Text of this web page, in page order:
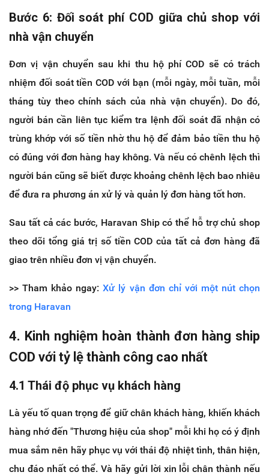
Bước 6: Đối soát phí COD giữa chủ shop với
nhà vận chuyển
Đơn vị vận chuyển sau khi thu hộ phí COD sẽ có trách
nhiệm đối soát tiền COD với bạn (mỗi ngày, mỗi tuần, mỗi
tháng tùy theo chính sách của nhà vận chuyển). Do đó,
người bán cần liên tục kiểm tra lệnh đối soát đã nhận có
trùng khớp với số tiền nhờ thu hộ để đảm bảo tiền thu hộ
có đúng với đơn hàng hay không. Và nếu có chênh lệch thì
người bán cũng sẽ biết được khoảng chênh lệch bao nhiêu
để đưa ra phương án xử lý và quản lý đơn hàng tốt hơn.
Sau tất cả các bước, Haravan Ship có thể hỗ trợ chủ shop
theo dõi tổng giá trị số tiền COD của tất cả đơn hàng đã
giao trên nhiều đơn vị vận chuyển.
>> Tham khảo ngay:Xử lý vận đơn chỉ với một nút chọn
trong Haravan
4. Kinh nghiệm hoàn thành đơn hàng ship
COD với tỷ lệ thành công cao nhất
4.1 Thái độ phục vụ khách hàng
Là yếu tố quan trọng để giữ chân khách hàng, khiến khách
hàng nhớ đến "Thương hiệu của shop" mỗi khi họ có ý định
mua sắm nên hãy phục vụ với thái độ nhiệt tình, thân hiện,
chu đáo nhất có thể. Và hãy gửi lời xin lỗi chân thành nếu